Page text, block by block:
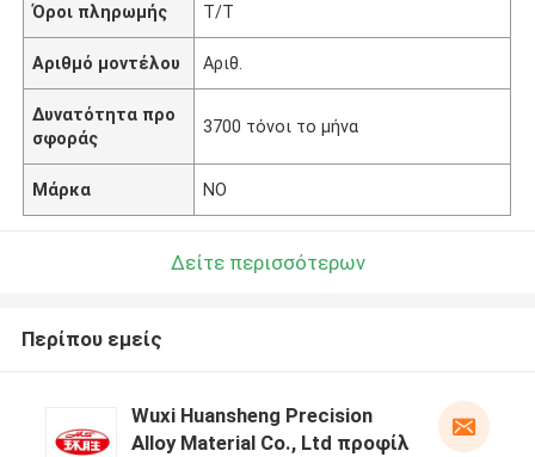
Όροι πληρωμής T/T
Αριθμό μοντέλου Αριθ.
Δυνατότητα προ
σφοράς
3700 τόνοι το μήνα
Μάρκα NO
Δείτε περισσότερων
Περίπου εμείς
Wuxi Huansheng Precision
Alloy Material Co., Ltd προφίλ